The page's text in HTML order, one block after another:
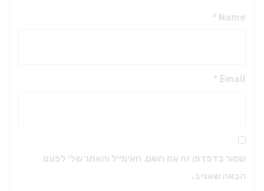
Name
*
Email
*
שמור בדפדפן זה את השם, האימייל והאתר שלי לפעם
הבאה שאגיב.